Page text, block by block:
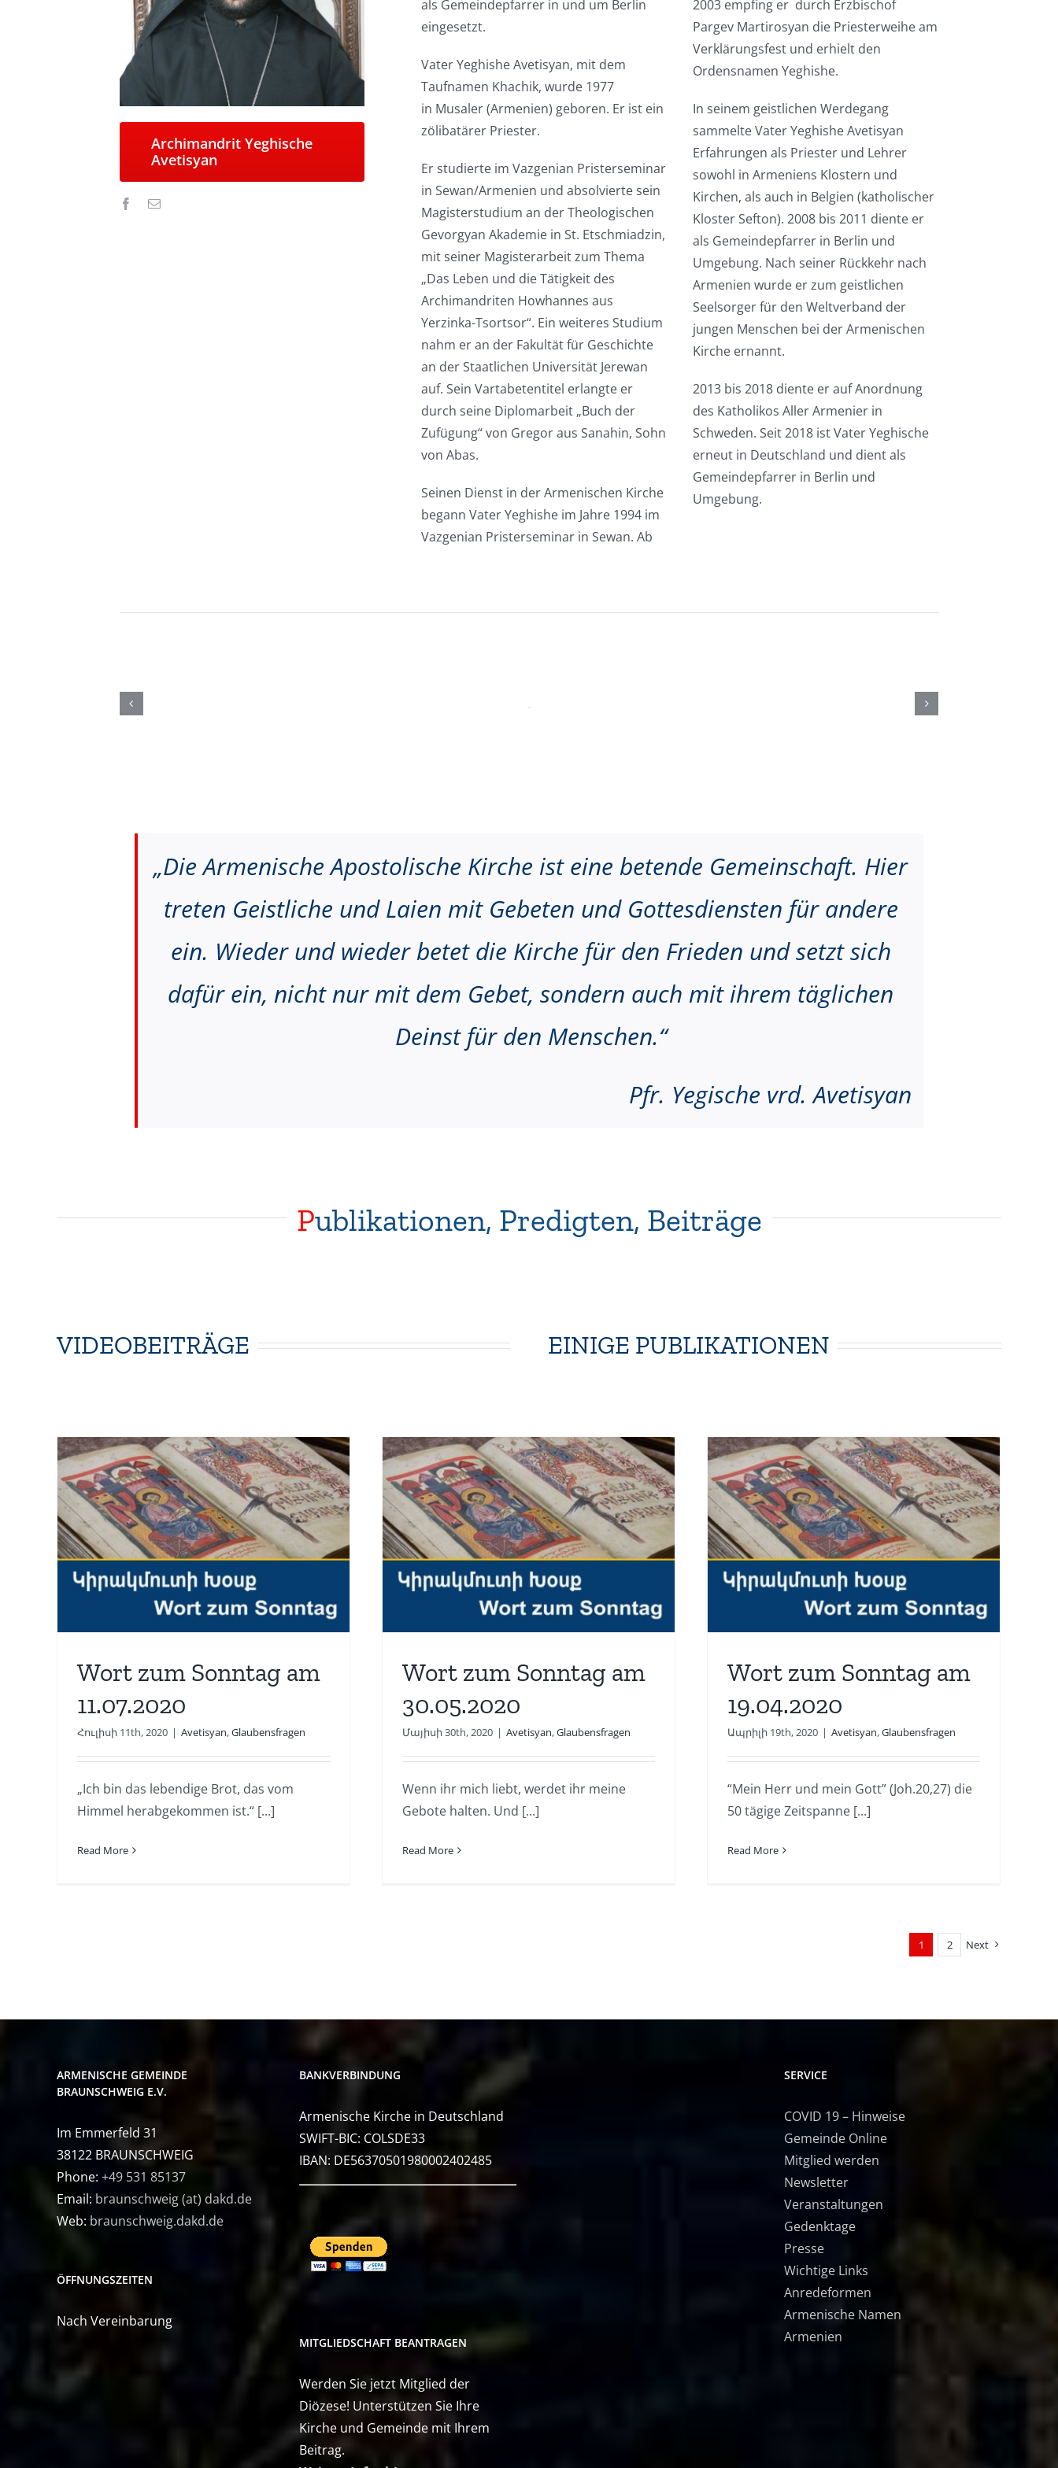
Archimandrit Yeghische
Avetisyan
als Gemeindepfarrer in und um Berlin
eingesetzt.
Vater Yeghishe Avetisyan, mit dem
Taufnamen Khachik, wurde 1977
in Musaler (Armenien) geboren. Er ist ein
zölibatärer Priester.
Er studierte im Vazgenian Pristerseminar
in Sewan/Armenien und absolvierte sein
Magisterstudium an der Theologischen
Gevorgyan Akademie in St. Etschmiadzin,
mit seiner Magisterarbeit zum Thema
„Das Leben und die Tätigkeit des
Archimandriten Howhannes aus
Yerzinka-Tsortsor“. Ein weiteres Studium
nahm er an der Fakultät für Geschichte
an der Staatlichen Universität Jerewan
auf. Sein Vartabetentitel erlangte er
durch seine Diplomarbeit „Buch der
Zufügung“ von Gregor aus Sanahin, Sohn
von Abas.
Seinen Dienst in der Armenischen Kirche
begann Vater Yeghishe im Jahre 1994 im
Vazgenian Pristerseminar in Sewan. Ab
2003 empfing er durch Erzbischof
Pargev Martirosyan die Priesterweihe am
Verklärungsfest und erhielt den
Ordensnamen Yeghishe.
In seinem geistlichen Werdegang
sammelte Vater Yeghishe Avetisyan
Erfahrungen als Priester und Lehrer
sowohl in Armeniens Klostern und
Kirchen, als auch in Belgien (katholischer
Kloster Sefton). 2008 bis 2011 diente er
als Gemeindepfarrer in Berlin und
Umgebung. Nach seiner Rückkehr nach
Armenien wurde er zum geistlichen
Seelsorger für den Weltverband der
jungen Menschen bei der Armenischen
Kirche ernannt.
2013 bis 2018 diente er auf Anordnung
des Katholikos Aller Armenier in
Schweden. Seit 2018 ist Vater Yeghische
erneut in Deutschland und dient als
Gemeindepfarrer in Berlin und
Umgebung.
„Die Armenische Apostolische Kirche ist eine betende Gemeinschaft. Hier
treten Geistliche und Laien mit Gebeten und Gottesdiensten für andere
ein. Wieder und wieder betet die Kirche für den Frieden und setzt sich
dafür ein, nicht nur mit dem Gebet, sondern auch mit ihrem täglichen
Deinst für den Menschen.“
Pfr. Yegische vrd. Avetisyan
Publikationen, Predigten, Beiträge
VIDEOBEITRÄGE EINIGE PUBLIKATIONEN
Wort zum Sonntag am
11.07.2020
Հուլիսի 11th, 2020 | Avetisyan,Glaubensfragen
„Ich bin das lebendige Brot, das vom
Himmel herabgekommen ist.“ [...]
Read More
Wort zum Sonntag am
30.05.2020
Avetisyan Glaubensfragen
Wort zum Sonntag am
30.05.2020
Մայիսի 30th, 2020 | Avetisyan,Glaubensfragen
Wenn ihr mich liebt, werdet ihr meine
Gebote halten. Und [...]
Read More
Wort zum Sonntag am
19.04.2020
Avetisyan Glaubensfragen
Wort zum Sonntag am
19.04.2020
Ապրիլի 19th, 2020 | Avetisyan,Glaubensfragen
“Mein Herr und mein Gott” (Joh.20,27) die
50 tägige Zeitspanne [...]
Read More
1 2 Next
ARMENISCHE GEMEINDE
BRAUNSCHWEIG E.V.
Im Emmerfeld 31
38122 BRAUNSCHWEIG
Phone: +49 531 85137
Email: braunschweig (at) dakd.de
Web: braunschweig.dakd.de
ÖFFNUNGSZEITEN
Nach Vereinbarung
BANKVERBINDUNG
Armenische Kirche in Deutschland
SWIFT-BIC: COLSDE33
IBAN: DE56370501980002402485
MITGLIEDSCHAFT BEANTRAGEN
Werden Sie jetzt Mitglied der
Diözese! Unterstützen Sie Ihre
Kirche und Gemeinde mit Ihrem
Beitrag.
SERVICE
COVID 19 – Hinweise
Gemeinde Online
Mitglied werden
Newsletter
Veranstaltungen
Gedenktage
Presse
Wichtige Links
Anredeformen
Armenische Namen
Armenien